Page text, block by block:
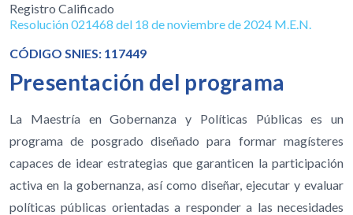
Registro Calificado
Resolución 021468 del 18 de noviembre de 2024 M.E.N.
CÓDIGO SNIES: 117449
Presentación del programa
La Maestría en Gobernanza y Políticas Públicas es un
programa de posgrado diseñado para formar magísteres
capaces de idear estrategias que garanticen la participación
activa en la gobernanza, así como diseñar, ejecutar y evaluar
políticas públicas orientadas a responder a las necesidades